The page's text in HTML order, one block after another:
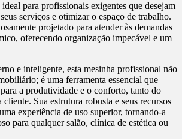
para profissionais exigentes que desejam
serviços e otimizar o espaço de trabalho.
projetado para atender às demandas
oferecendo organização impecável e um
e inteligente, esta mesinha profissional não
é uma ferramenta essencial que
a produtividade e o conforto, tanto do
Sua estrutura robusta e seus recursos
experiência de uso superior, tornando-a
para qualquer salão, clínica de estética ou